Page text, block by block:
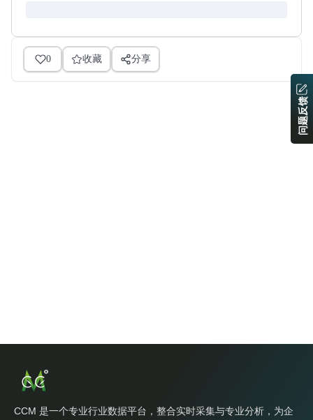
0 收藏 分享
CCM 是一个专业行业数据平台，整合实时采集与专业分析，为企
问题反馈